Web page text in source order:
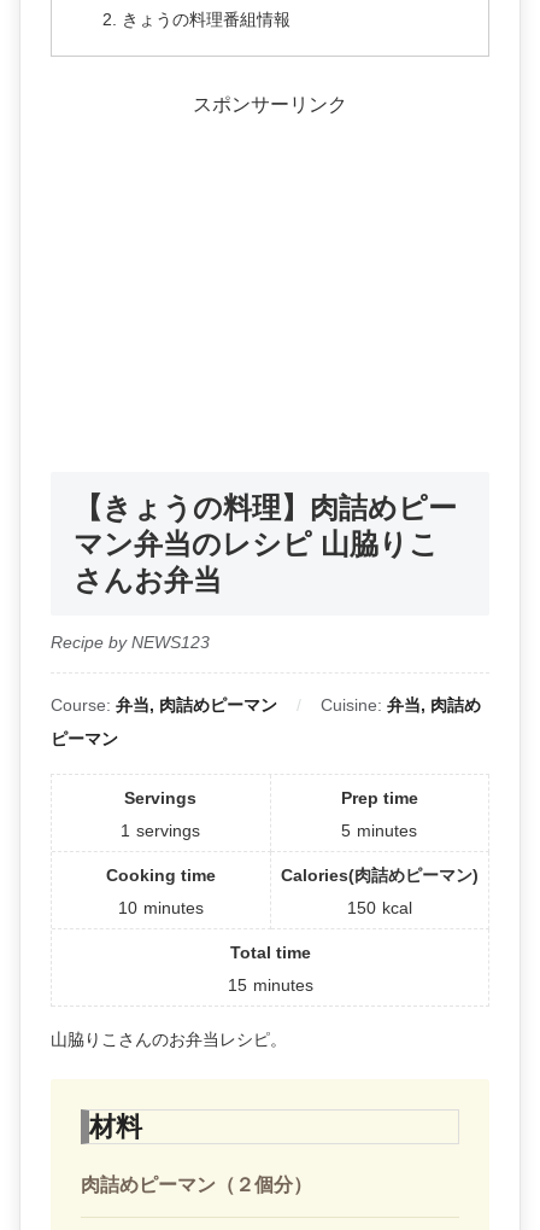
きょうの料理番組情報
スポンサーリンク
【きょうの料理】肉詰めピー
マン弁当のレシピ 山脇りこ
さんお弁当
Recipe by NEWS123
Course: 弁当, 肉詰めピーマン Cuisine: 弁当, 肉詰め
ピーマン
Servings
1 servings
Prep time
5 minutes
Cooking time
10 minutes
Calories(肉詰めピーマン)
150 kcal
Total time
15 minutes
山脇りこさんのお弁当レシピ。
材料
肉詰めピーマン（２個分）